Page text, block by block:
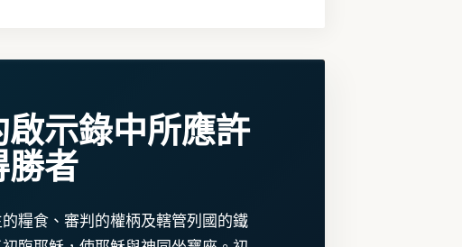
啟示錄中所應許
勝者
糧食、審判的權柄及轄管列國的鐵